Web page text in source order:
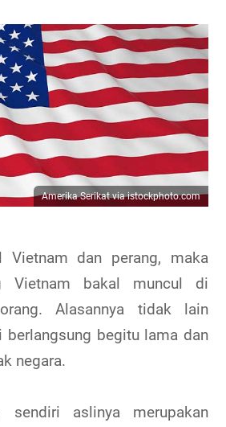
Amerika Serikat via istockphoto.com
dan perang, maka
Vietnam bakal muncul di
Alasannya tidak lain
berlangsung begitu lama dan
negara.
sendiri aslinya merupakan